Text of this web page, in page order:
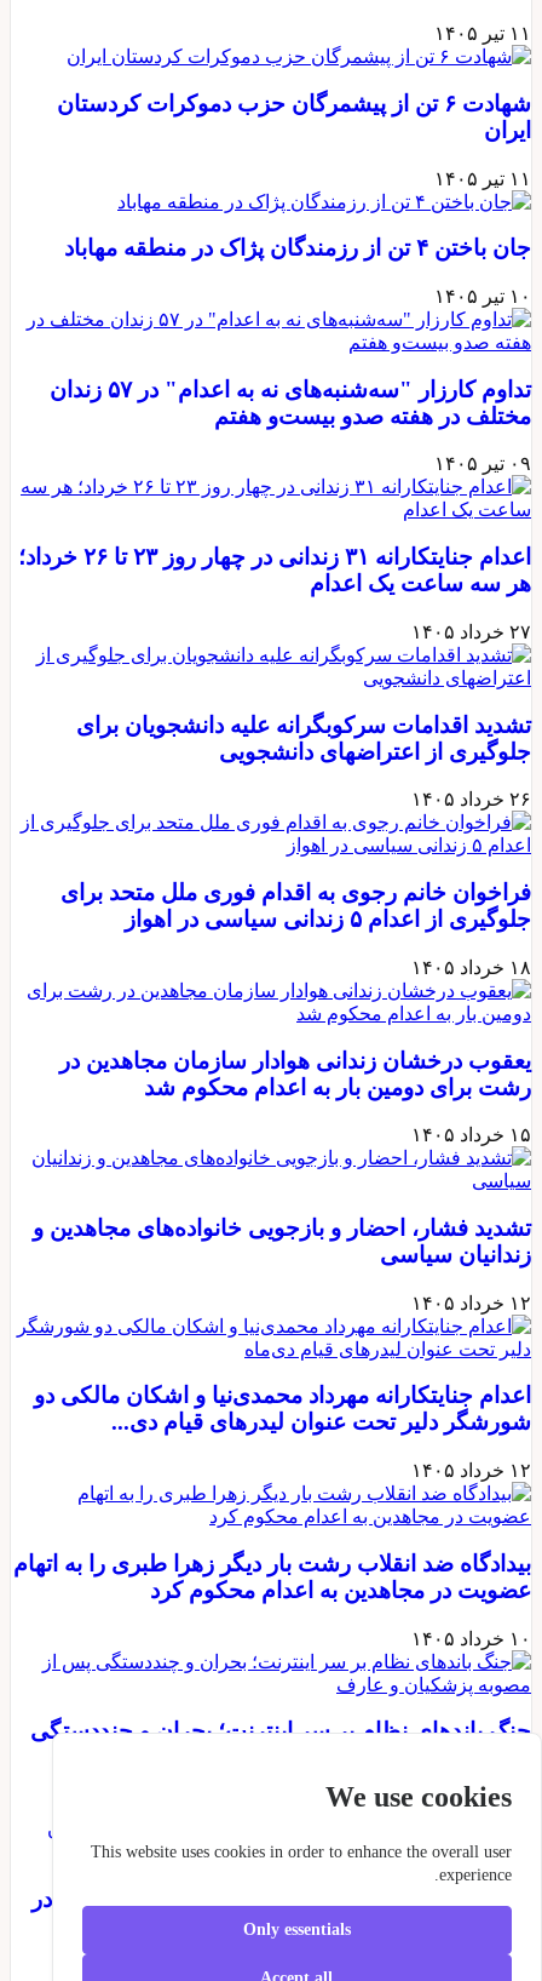
۱۱ تیر ۱۴۰۵
شهادت ۶ تن از پیشمرگان حزب دموکرات کردستان
ایران
۱۱ تیر ۱۴۰۵
جان باختن ۴ تن از رزمندگان پژاک در منطقه مهاباد
۱۰ تیر ۱۴۰۵
تداوم کارزار "سه‌شنبه‌های نه به اعدام" در ۵۷ زندان
مختلف در هفته صدو بیست‌و هفتم
۰۹ تیر ۱۴۰۵
اعدام جنایتکارانه ۳۱ زندانی در چهار روز ۲۳ تا ۲۶ خرداد؛
هر سه ساعت یک اعدام
۲۷ خرداد ۱۴۰۵
تشدید اقدامات سرکوبگرانه علیه دانشجویان برای
جلوگیری از اعتراضهای دانشجویی
۲۶ خرداد ۱۴۰۵
فراخوان خانم رجوی به اقدام فوری ملل متحد برای
جلوگیری از اعدام ۵ زندانی سیاسی در اهواز
۱۸ خرداد ۱۴۰۵
یعقوب درخشان زندانی هوادار سازمان مجاهدین در
رشت برای دومین بار به اعدام محکوم شد
۱۵ خرداد ۱۴۰۵
تشدید فشار، احضار و بازجویی خانواده‌های مجاهدین و
زندانیان سیاسی
۱۲ خرداد ۱۴۰۵
اعدام جنایتکارانه مهرداد محمدی‌نیا و اشکان مالکی دو
شورشگر دلیر تحت عنوان لیدرهای قیام دی‌...
۱۲ خرداد ۱۴۰۵
بیدادگاه ضد انقلاب رشت بار دیگر زهرا طبری را به اتهام
عضویت در مجاهدین به اعدام محکوم کرد
۱۰ خرداد ۱۴۰۵
جنگ باندهای نظام بر سر اینترنت؛ بحران و چنددستگی
۰۸ خرداد ۱۴۰۵
تأیید مجدد حکم اعدام زندانی سیاسی‌، امین فرح‌آور در
We use cookies
This website uses cookies in order to enhance the overall user
experience.
Only essentials